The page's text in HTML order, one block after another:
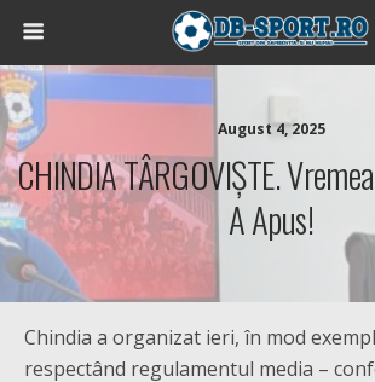
August 4, 2025
CHINDIA TÂRGOVIȘTE.
A Apus!
Chindia a organizat ieri, în mod
respectând regulamentul media –